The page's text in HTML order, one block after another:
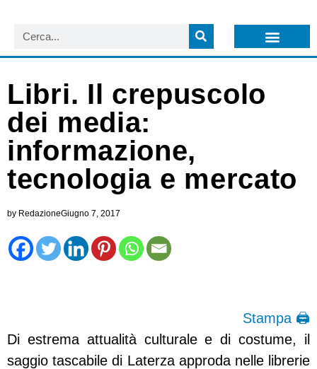
Libri. Il crepuscolo
dei media:
informazione,
tecnologia e mercato
by RedazioneGiugno 7, 2017
Stampa 🖨
Di estrema attualità culturale e di costume, il
saggio tascabile di Laterza approda nelle librerie